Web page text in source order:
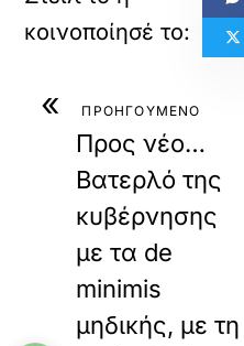
« ΠΡΟΗΓΟΥΜΕΝΟ
Προς νέο…
Βατερλό της
κυβέρνησης
με τα de
minimis
μηδικής, με τη